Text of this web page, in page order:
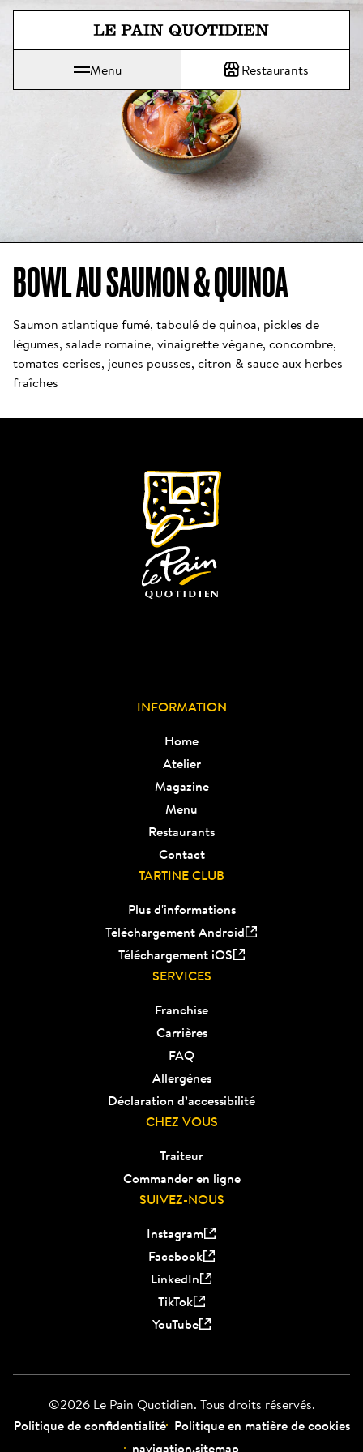
Aller directement au contenu
Le Pain Quotidien, une tradition qui se savoure chaque jour
Menu Restaurants
BOWL AU SAUMON & QUINOA
Saumon atlantique fumé, taboulé de quinoa, pickles de
légumes, salade romaine, vinaigrette végane, concombre,
tomates cerises, jeunes pousses, citron & sauce aux herbes
fraîches
INFORMATION
Home
Atelier
Magazine
Menu
Restaurants
Contact
TARTINE CLUB
Plus d'informations
Téléchargement Android
Téléchargement iOS
SERVICES
Franchise
Carrières
FAQ
Allergènes
Déclaration d’accessibilité
CHEZ VOUS
Traiteur
Commander en ligne
SUIVEZ-NOUS
Instagram
Facebook
LinkedIn
TikTok
YouTube
©2026 Le Pain Quotidien. Tous droits réservés.
Politique de confidentialité Politique en matière de cookies
navigation.sitemap